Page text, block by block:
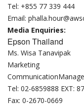
Tel: +855 77 339 444
Email:
Media Enquiries:
Epson Thailand
Ms. Wisa Tanavipak
Marketing
Tel: 02-6859888 EXT:
Fax: 0-2670-0669